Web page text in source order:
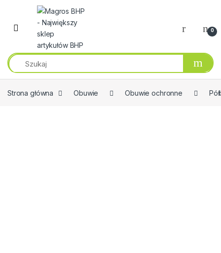
Przejdź do nawigacji
Przeskocz do treści
0
Strona główna Obuwie Obuwie ochronne